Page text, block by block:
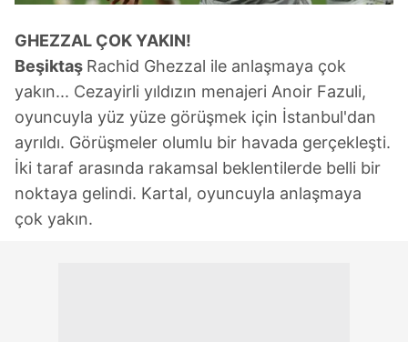
GHEZZAL ÇOK YAKIN!
Beşiktaş Rachid Ghezzal ile anlaşmaya çok
yakın... Cezayirli yıldızın menajeri Anoir Fazuli,
oyuncuyla yüz yüze görüşmek için İstanbul'dan
ayrıldı. Görüşmeler olumlu bir havada gerçekleşti.
İki taraf arasında rakamsal beklentilerde belli bir
noktaya gelindi. Kartal, oyuncuyla anlaşmaya
çok yakın.